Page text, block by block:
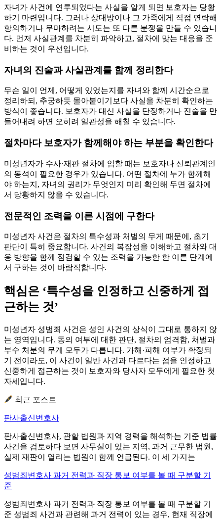
자녀가 사건에 연루되었다는 사실을 알게 되면 보호자는 당황
하기 마련입니다. 그러나 상대방이나 그 가족에게 직접 연락해
항의하거나 무마하려는 시도는 또 다른 분쟁을 만들 수 있습니
다. 먼저 사실관계를 차분히 파악하고, 절차에 맞는 대응을 준
비하는 것이 우선입니다.
자녀의 진술과 사실관계를 함께 정리한다
무슨 일이 언제, 어떻게 있었는지를 자녀와 함께 시간순으로
정리하되, 추궁하듯 몰아붙이기보다 사실을 차분히 확인하는
방식이 좋습니다. 보호자가 대신 사실을 단정하거나 진술을 만
들어내려 하면 오히려 일관성을 해칠 수 있습니다.
절차마다 보호자가 함께해야 하는 부분을 확인한다
미성년자가 수사·재판 절차에 임할 때는 보호자나 신뢰관계인
의 동석이 필요한 경우가 있습니다. 어떤 절차에 누가 함께해
야 하는지, 자녀의 권리가 무엇인지 미리 확인해 두면 절차에
서 당황하지 않을 수 있습니다.
전문적인 조력을 이른 시점에 구한다
미성년자 사건은 절차의 특수성과 처벌의 무게 때문에, 초기
판단이 특히 중요합니다. 사건의 복잡성을 이해하고 절차와 대
응 방향을 함께 점검할 수 있는 조력을 가능한 한 이른 단계에
서 구하는 것이 바람직합니다.
핵심은 ‘특수성을 인정하고 신중하게 접
근하는 것’
미성년자 성범죄 사건은 성인 사건의 상식이 그대로 통하지 않
는 영역입니다. 동의 여부에 대한 판단, 절차의 엄격함, 처벌과
부수 처분의 무게 모두가 다릅니다. 가해·피해 여부가 확정되
기 전이라도, 이 사건이 일반 사건과 다르다는 점을 인정하고
신중하게 접근하는 것이 보호자와 당사자 모두에게 필요한 첫
자세입니다.
최근 포스트
판사출신변호사
판사출신변호사, 관할 법원과 지역 경력을 해석하는 기준 법률
사건을 검토하다 보면 사무실이 있는 지역, 과거 근무한 법원,
실제 재판이 열리는 법원이 함께 언급된다. 이 세 가지는
성범죄변호사 과거 전력과 직장 통보 여부를 볼 때 구분할 기
준
성범죄변호사 과거 전력과 직장 통보 여부를 볼 때 구분할 기
준 성범죄 사건과 관련해 과거 전력이 있는 경우, 현재 직장에